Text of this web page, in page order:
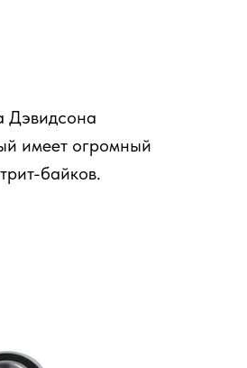
Дэвидсона
имеет огромный
байков.